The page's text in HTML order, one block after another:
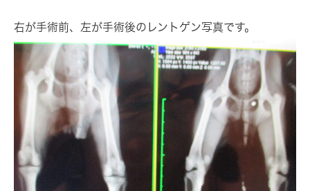
右が手術前、左が手術後のレントゲン写真です。